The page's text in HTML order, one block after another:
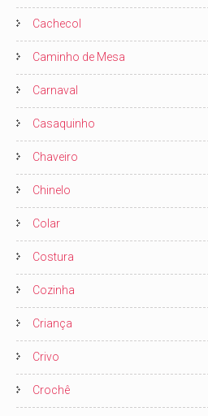
Cachecol
Caminho de Mesa
Carnaval
Casaquinho
Chaveiro
Chinelo
Colar
Costura
Cozinha
Criança
Crivo
Crochê